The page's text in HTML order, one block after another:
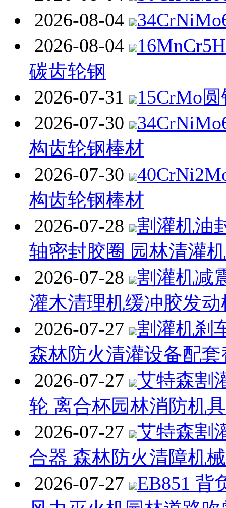
2026-08-04
2026-08-04
碳齿轮钢
2026-07-31
15CrMo
2026-07-30
构齿轮钢棒材
2026-07-30
构齿轮钢棒材
2026-07-28
割灌机油
轴密封胶圈 园林清灌
2026-07-28
割灌机减
灌木清理机缓冲胶发
2026-07-27
割灌机刹
森林防火清灌设备配
2026-07-27
艾特森割
轮 离合杯园林消防机
2026-07-27
艾特森割
合器 森林防火清障机
2026-07-27
EB851 背